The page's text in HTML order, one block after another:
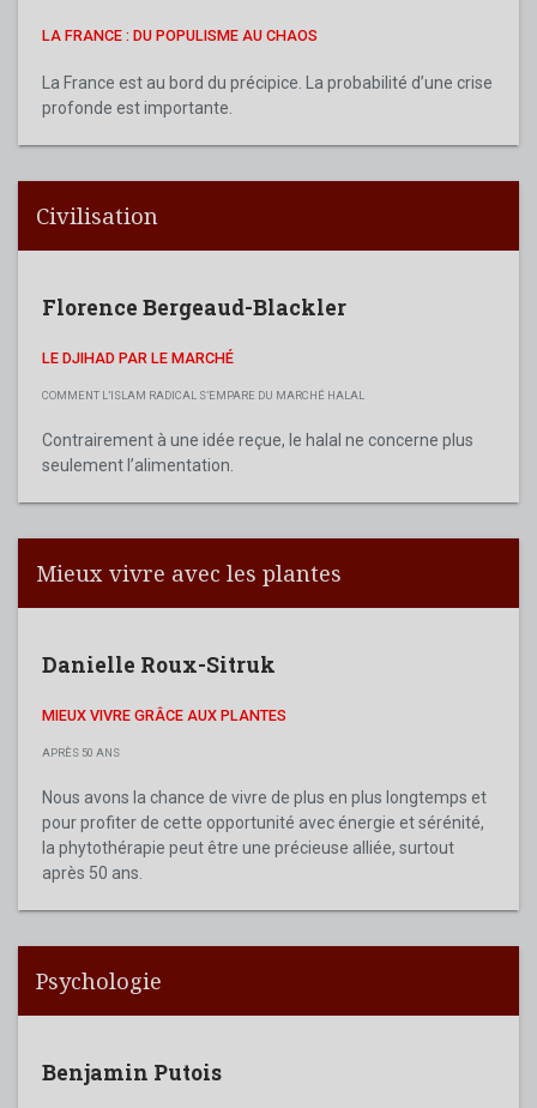
LA FRANCE : DU POPULISME AU CHAOS
La France est au bord du précipice. La probabilité d’une crise
profonde est importante.
Civilisation
Florence Bergeaud-Blackler
LE DJIHAD PAR LE MARCHÉ
COMMENT L’ISLAM RADICAL S’EMPARE DU MARCHÉ HALAL
Contrairement à une idée reçue, le halal ne concerne plus
seulement l’alimentation.
Mieux vivre avec les plantes
Danielle Roux-Sitruk
MIEUX VIVRE GRÂCE AUX PLANTES
APRÈS 50 ANS
Nous avons la chance de vivre de plus en plus longtemps et
pour profiter de cette opportunité avec énergie et sérénité,
la phytothérapie peut être une précieuse alliée, surtout
après 50 ans.
Psychologie
Benjamin Putois